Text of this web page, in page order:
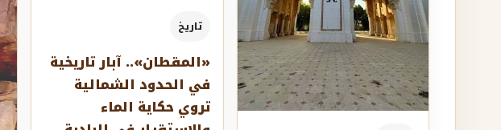
تاريخ
«المقطان».. آبار تاريخية
في الحدود الشمالية
تروي حكاية الماء